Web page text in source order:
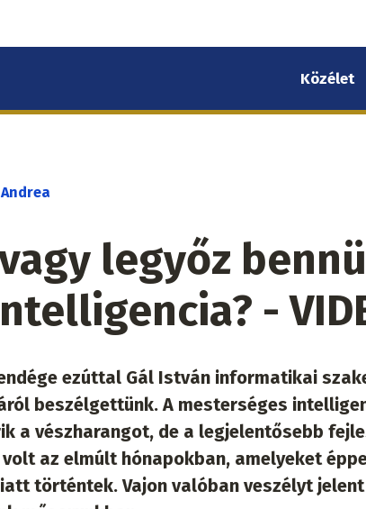
Közélet
legyőz
-
ezúttal Gál István informatikai
beszélgettünk. A mesterséges
a vészharangot, de a legjelentősebb
az elmúlt hónapokban, amelyeket
történtek. Vajon valóban veszélyt jelent